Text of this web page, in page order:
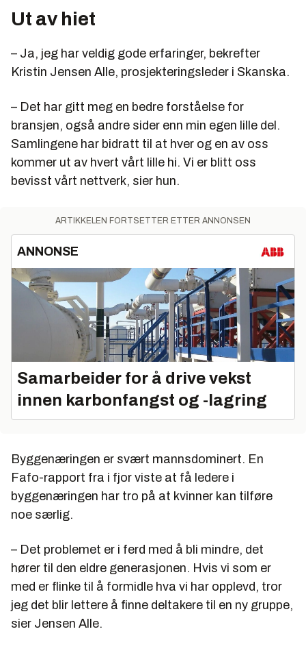
Ut av hiet
– Ja, jeg har veldig gode erfaringer, bekrefter
Kristin Jensen Alle, prosjekteringsleder i Skanska.
– Det har gitt meg en bedre forståelse for
bransjen, også andre sider enn min egen lille del.
Samlingene har bidratt til at hver og en av oss
kommer ut av hvert vårt lille hi. Vi er blitt oss
bevisst vårt nettverk, sier hun.
ARTIKKELEN FORTSETTER ETTER ANNONSEN
ANNONSE
Samarbeider for å drive vekst
innen karbonfangst og -lagring
Byggenæringen er svært mannsdominert. En
Fafo-rapport fra i fjor viste at få ledere i
byggenæringen har tro på at kvinner kan tilføre
noe særlig.
– Det problemet er i ferd med å bli mindre, det
hører til den eldre generasjonen. Hvis vi som er
med er flinke til å formidle hva vi har opplevd, tror
jeg det blir lettere å finne deltakere til en ny gruppe,
sier Jensen Alle.